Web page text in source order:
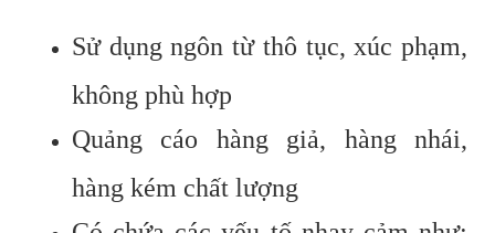
Sử dụng ngôn từ thô tục, xúc phạm,
không phù hợp
Quảng cáo hàng giả, hàng nhái,
hàng kém chất lượng